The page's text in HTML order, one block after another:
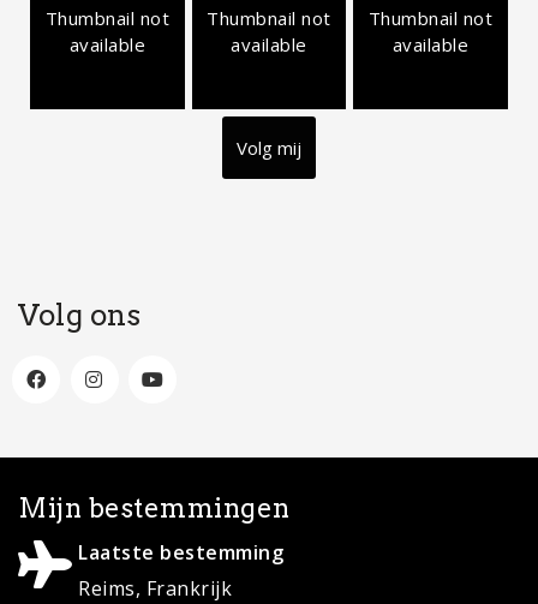
Thumbnail not
available
Thumbnail not
available
Thumbnail not
available
Volg mij
Volg ons
Mijn bestemmingen
Laatste bestemming
Reims, Frankrijk